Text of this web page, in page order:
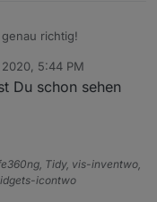
richtig!
5:44 PM
Du schon sehen
Tidy, vis-inventwo,
icontwo